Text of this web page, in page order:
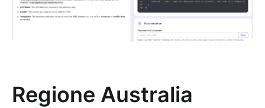
Regione Australia